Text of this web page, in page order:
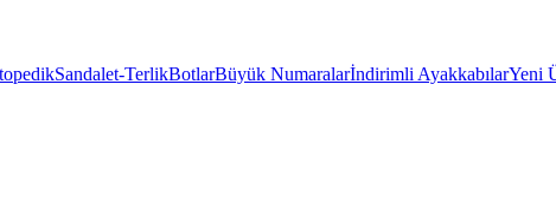
Sandalet-TerlikBotlarBüyük Numaralarİndirimli AyakkabılarYeni